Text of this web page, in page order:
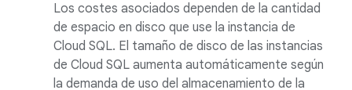
Los costes asociados dependen de la cantidad
de espacio en disco que use la instancia de
Cloud SQL. El tamaño de disco de las instancias
de Cloud SQL aumenta automáticamente según
la demanda de uso del almacenamiento de la